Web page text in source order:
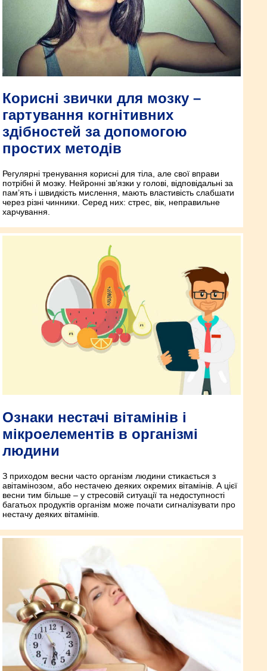
Корисні звички для мозку –
гартування когнітивних
здібностей за допомогою
простих методів
Регулярні тренування корисні для тіла, але свої вправи
потрібні й мозку. Нейронні зв’язки у голові, відповідальні за
пам’ять і швидкість мислення, мають властивість слабшати
через різні чинники. Серед них: стрес, вік, неправильне
харчування.
Ознаки нестачі вітамінів і
мікроелементів в організмі
людини
З приходом весни часто організм людини стикається з
авітамінозом, або нестачею деяких окремих вітамінів. А цієї
весни тим більше – у стресовій ситуації та недоступності
багатьох продуктів організм може почати сигналізувати про
нестачу деяких вітамінів.